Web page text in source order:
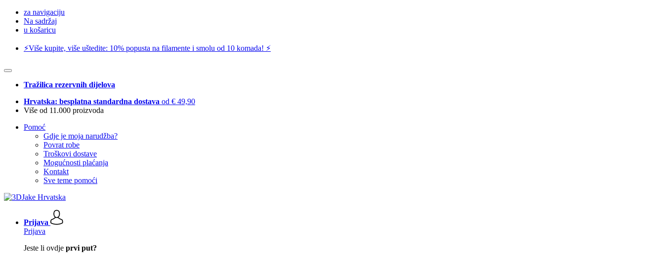
za navigaciju
Na sadržaj
u košaricu
⚡️Više kupite, više uštedite: 10% popusta na filamente i smolu od 10 komada! ⚡️
Tražilica rezervnih dijelova
Hrvatska: besplatna standardna dostava od € 49,90
Više od 11.000 proizvoda
Pomoć
Gdje je moja narudžba?
Povrat robe
Troškovi dostave
Mogućnosti plaćanja
Kontakt
Sve teme pomoći
Prijava
Prijava
Jeste li ovdje prvi put?